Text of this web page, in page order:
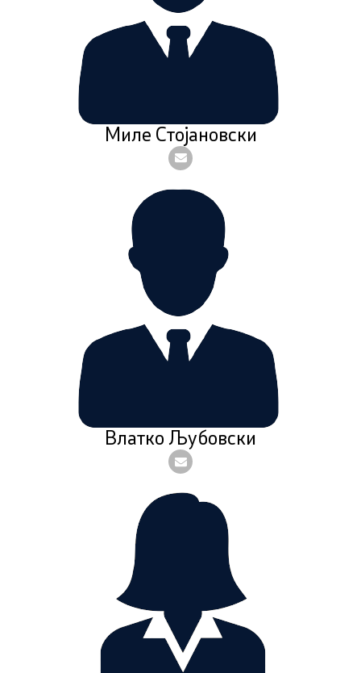
Миле Стојановски
Влатко Љубовски